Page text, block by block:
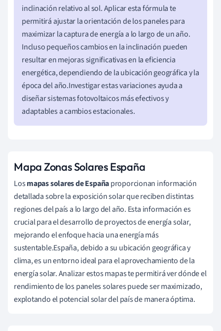
inclinación relativo al sol. Aplicar esta fórmula te
permitirá ajustar la orientación de los paneles para
maximizar la captura de energía a lo largo de un año.
Incluso pequeños cambios en la inclinación pueden
resultar en mejoras significativas en la eficiencia
energética, dependiendo de la ubicación geográfica y la
época del año.Investigar estas variaciones ayuda a
diseñar sistemas fotovoltaicos más efectivos y
adaptables a cambios estacionales.
Mapa Zonas Solares España
Losmapas solares de Españaproporcionan información
detallada sobre la exposición solar que reciben distintas
regiones del país a lo largo del año. Esta información es
crucial para el desarrollo de proyectos de energía solar,
mejorando el enfoque hacia una energía más
sustentable.España, debido a su ubicación geográfica y
clima, es un entorno ideal para el aprovechamiento de la
energía solar. Analizar estos mapas te permitirá ver dónde el
rendimiento de los paneles solares puede ser maximizado,
explotando el potencial solar del país de manera óptima.